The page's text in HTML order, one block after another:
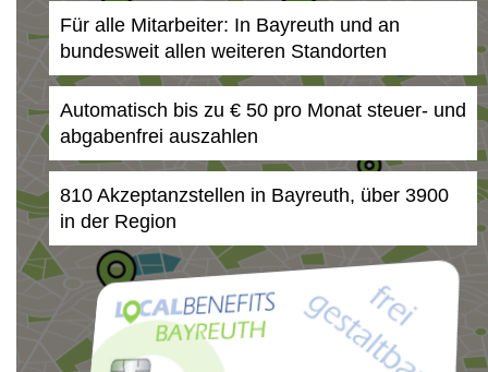
Für alle Mitarbeiter: In Bayreuth und an
bundesweit allen weiteren Standorten
Automatisch bis zu € 50 pro Monat steuer- und
abgabenfrei auszahlen
810 Akzeptanzstellen in Bayreuth, über 3900
in der Region